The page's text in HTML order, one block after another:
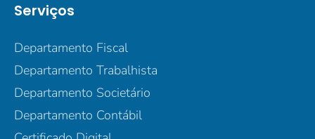
Serviços
Departamento Fiscal
Departamento Trabalhista
Departamento Societário
Departamento Contábil